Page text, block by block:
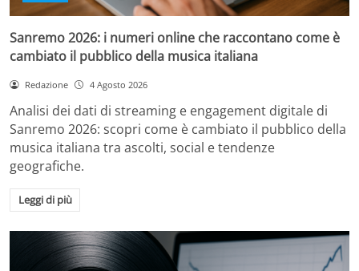
Sanremo 2026: i numeri online che raccontano come è
cambiato il pubblico della musica italiana
Redazione 4 Agosto 2026
Analisi dei dati di streaming e engagement digitale di
Sanremo 2026: scopri come è cambiato il pubblico della
musica italiana tra ascolti, social e tendenze
geografiche.
Leggi di più